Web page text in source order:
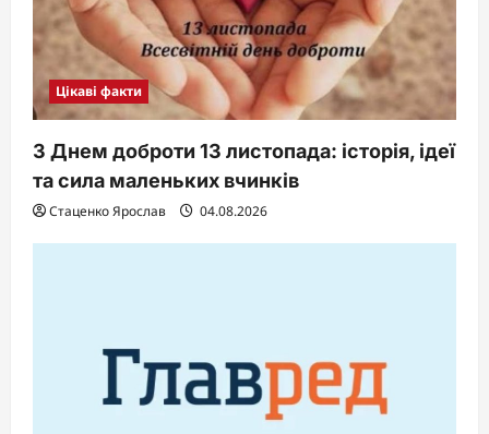
Цікаві факти
З Днем доброти 13 листопада: історія, ідеї
та сила маленьких вчинків
Стаценко Ярослав 04.08.2026